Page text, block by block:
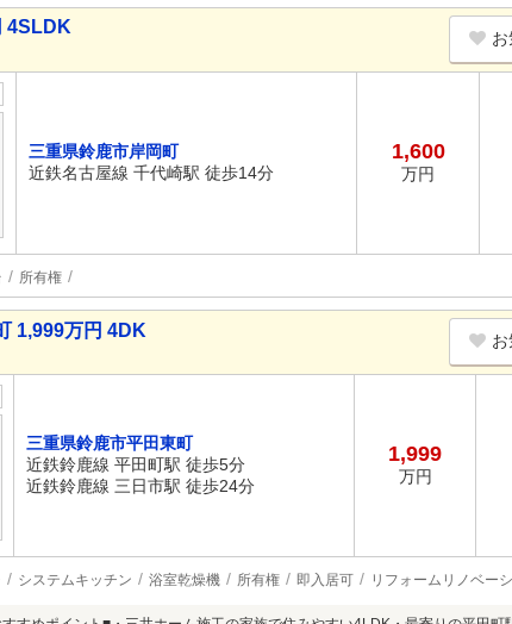
4SLDK
三重県鈴鹿市岸岡町
近鉄名古屋線 千代崎駅 徒歩14分
1,600
万円
所有権
1,999万円 4DK
三重県鈴鹿市平田東町
近鉄鈴鹿線 平田町駅 徒歩5分
近鉄鈴鹿線 三日市駅 徒歩24分
1,999
万円
システムキッチン 浴室乾燥機 所有権 即入居可 リフォームリノベー